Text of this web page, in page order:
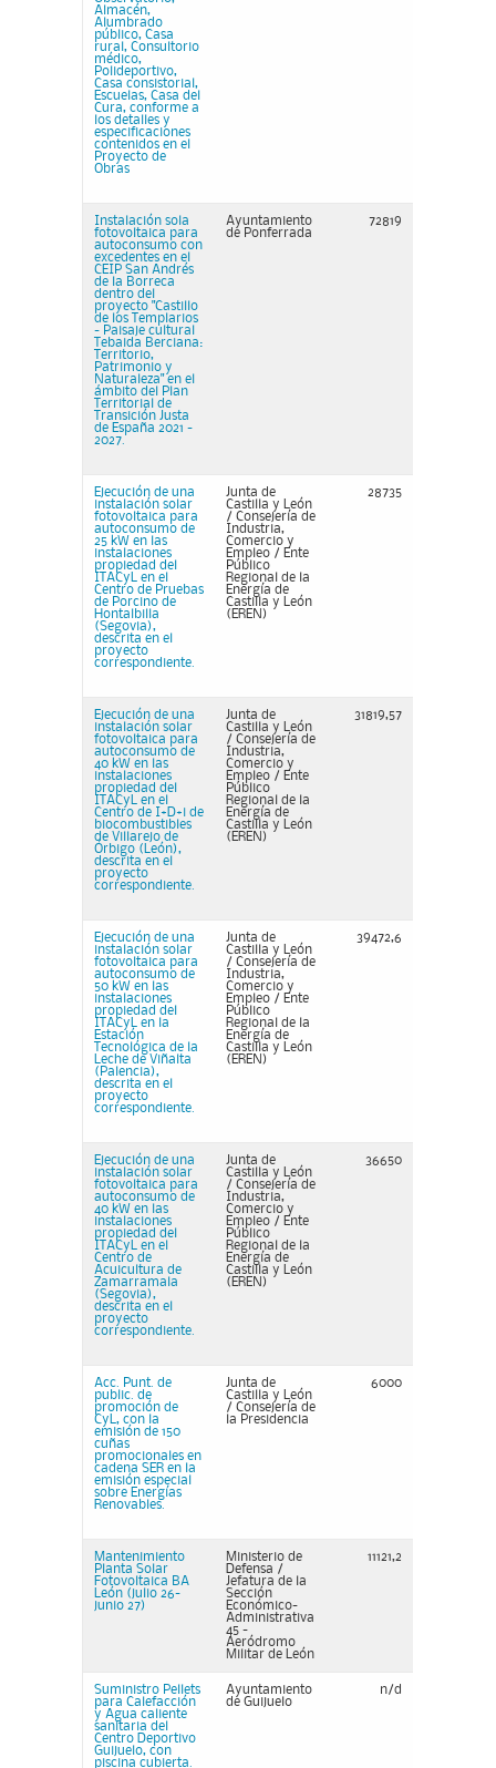
Almacén,
Alumbrado
público, Casa
rural, Consultorio
médico,
Polideportivo,
Casa consistorial,
Escuelas, Casa del
Cura, conforme a
los detalles y
especificaciones
contenidos en el
Proyecto de
Obras
Instalación sola
fotovoltaica para
autoconsumo con
excedentes en el
CEIP San Andrés
de la Borreca
dentro del
proyecto "Castillo
de los Templarios
- Paisaje cultural
Tebaida Berciana:
Territorio,
Patrimonio y
Naturaleza" en el
ámbito del Plan
Territorial de
Transición Justa
de España 2021 -
2027.
Ayuntamiento
de Ponferrada
72819
Ejecución de una
instalación solar
fotovoltaica para
autoconsumo de
25 kW en las
instalaciones
propiedad del
ITACyL en el
Centro de Pruebas
de Porcino de
Hontalbilla
(Segovia),
descrita en el
proyecto
correspondiente.
Junta de
Castilla y León
/ Consejería de
Industria,
Comercio y
Empleo / Ente
Público
Regional de la
Energía de
Castilla y León
(EREN)
28735
Ejecución de una
instalación solar
fotovoltaica para
autoconsumo de
40 kW en las
instalaciones
propiedad del
ITACyL en el
Centro de I+D+i de
biocombustibles
de Villarejo de
Órbigo (León),
descrita en el
proyecto
correspondiente.
Junta de
Castilla y León
/ Consejería de
Industria,
Comercio y
Empleo / Ente
Público
Regional de la
Energía de
Castilla y León
(EREN)
31819,57
Ejecución de una
instalación solar
fotovoltaica para
autoconsumo de
50 kW en las
instalaciones
propiedad del
ITACyL en la
Estación
Tecnológica de la
Leche de Viñalta
(Palencia),
descrita en el
proyecto
correspondiente.
Junta de
Castilla y León
/ Consejería de
Industria,
Comercio y
Empleo / Ente
Público
Regional de la
Energía de
Castilla y León
(EREN)
39472,6
Ejecución de una
instalación solar
fotovoltaica para
autoconsumo de
40 kW en las
instalaciones
propiedad del
ITACyL en el
Centro de
Acuicultura de
Zamarramala
(Segovia),
descrita en el
proyecto
correspondiente.
Junta de
Castilla y León
/ Consejería de
Industria,
Comercio y
Empleo / Ente
Público
Regional de la
Energía de
Castilla y León
(EREN)
36650
Acc. Punt. de
public. de
promoción de
CyL, con la
emisión de 150
cuñas
promocionales en
cadena SER en la
emisión especial
sobre Energías
Renovables.
Junta de
Castilla y León
/ Consejería de
la Presidencia
6000
Mantenimiento
Planta Solar
Fotovoltaica BA
León (julio 26-
junio 27)
Ministerio de
Defensa /
Jefatura de la
Sección
Económico-
Administrativa
45 -
Aeródromo
Militar de León
11121,2
Suministro Pellets
para Calefacción
y Agua caliente
sanitaria del
Centro Deportivo
Guijuelo, con
piscina cubierta.
Ayuntamiento
de Guijuelo
n/d